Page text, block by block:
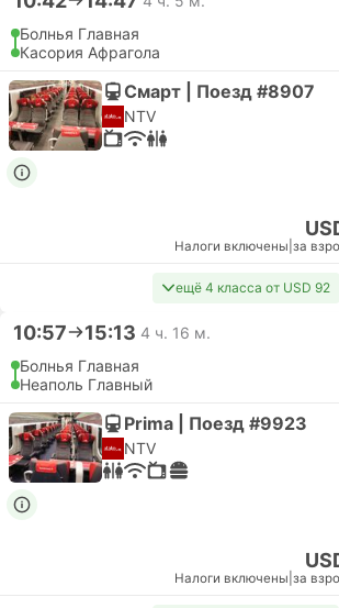
Болнья Главная
Касория Афрагола
Смарт | Поезд #8907
NTV
Налоги включены за
ещё 4 класса от USD 92
10:57 15:13 4 ч. 16 м.
Болнья Главная
Неаполь Главный
Prima | Поезд #9923
NTV
Налоги включены за